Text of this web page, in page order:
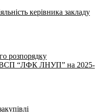
керівника закладу
розпорядку
ВСП “ЛФК ЛНУП” на 2025-